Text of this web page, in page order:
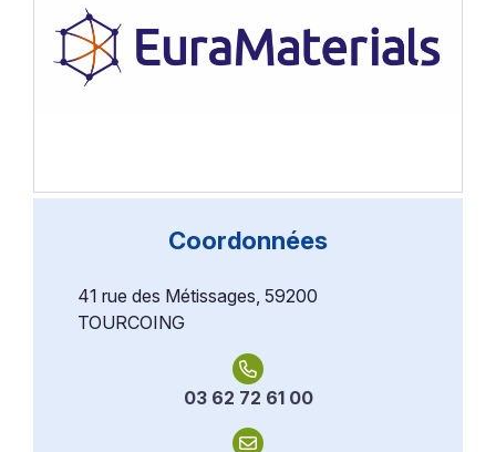
Coordonnées
41 rue des Métissages, 59200
TOURCOING
03 62 72 61 00